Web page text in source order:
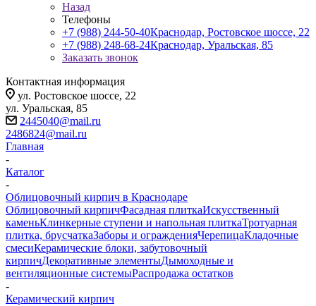
Назад
Телефоны
+7 (988) 244-50-40Краснодар, Ростовское шоссе, 22
+7 (988) 248-68-24Краснодар, Уральская, 85
Заказать звонок
Контактная информация
ул. Ростовское шоссе, 22
ул. Уральская, 85
2445040@mail.ru
2486824@mail.ru
Главная
-
Каталог
-
Облицовочный кирпич в Краснодаре
Облицовочный кирпичФасадная плиткаИскусственный
каменьКлинкерные ступени и напольная плиткаТротуарная
плитка, брусчаткаЗаборы и огражденияЧерепицаКладочные
смесиКерамические блоки, забутовочный
кирпичДекоративные элементыДымоходные и
вентиляционные системыРаспродажа остатков
-
Керамический кирпич